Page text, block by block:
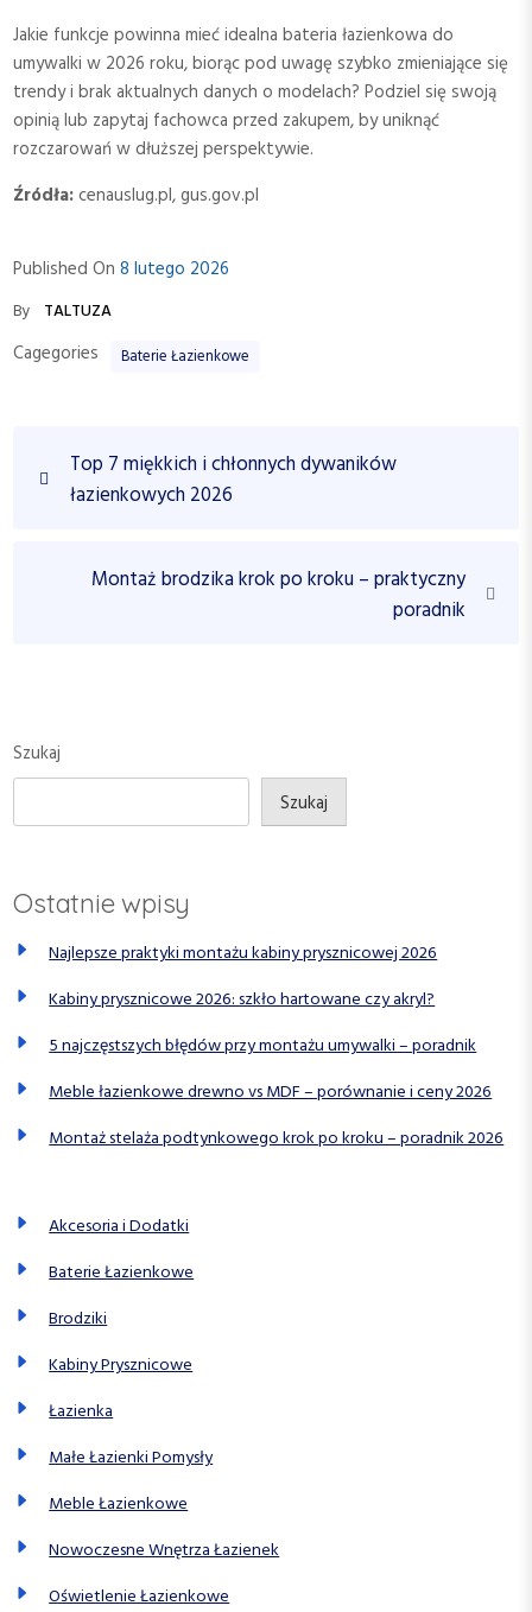
Jakie funkcje powinna mieć idealna bateria łazienkowa do
umywalki w 2026 roku, biorąc pod uwagę szybko zmieniające się
trendy i brak aktualnych danych o modelach? Podziel się swoją
opinią lub zapytaj fachowca przed zakupem, by uniknąć
rozczarowań w dłuższej perspektywie.
Źródła:cenauslug.pl, gus.gov.pl
Published On8 lutego 2026
By TALTUZA
Cagegories Baterie Łazienkowe
w
i
u
P
r
t
Top 7 miękkich i chłonnych dywaników
łazienkowych 2026
s
t
Montaż brodzika krok po kroku – praktyczny
poradnik
Szukaj
Szukaj
Ostatnie wpisy
Najlepsze praktyki montażu kabiny prysznicowej 2026
Kabiny prysznicowe 2026: szkło hartowane czy akryl?
5 najczęstszych błędów przy montażu umywalki – poradnik
Meble łazienkowe drewno vs MDF – porównanie i ceny 2026
Montaż stelaża podtynkowego krok po kroku – poradnik 2026
Akcesoria i Dodatki
Baterie Łazienkowe
Brodziki
Kabiny Prysznicowe
Łazienka
Małe Łazienki Pomysły
Meble Łazienkowe
Nowoczesne Wnętrza Łazienek
Oświetlenie Łazienkowe